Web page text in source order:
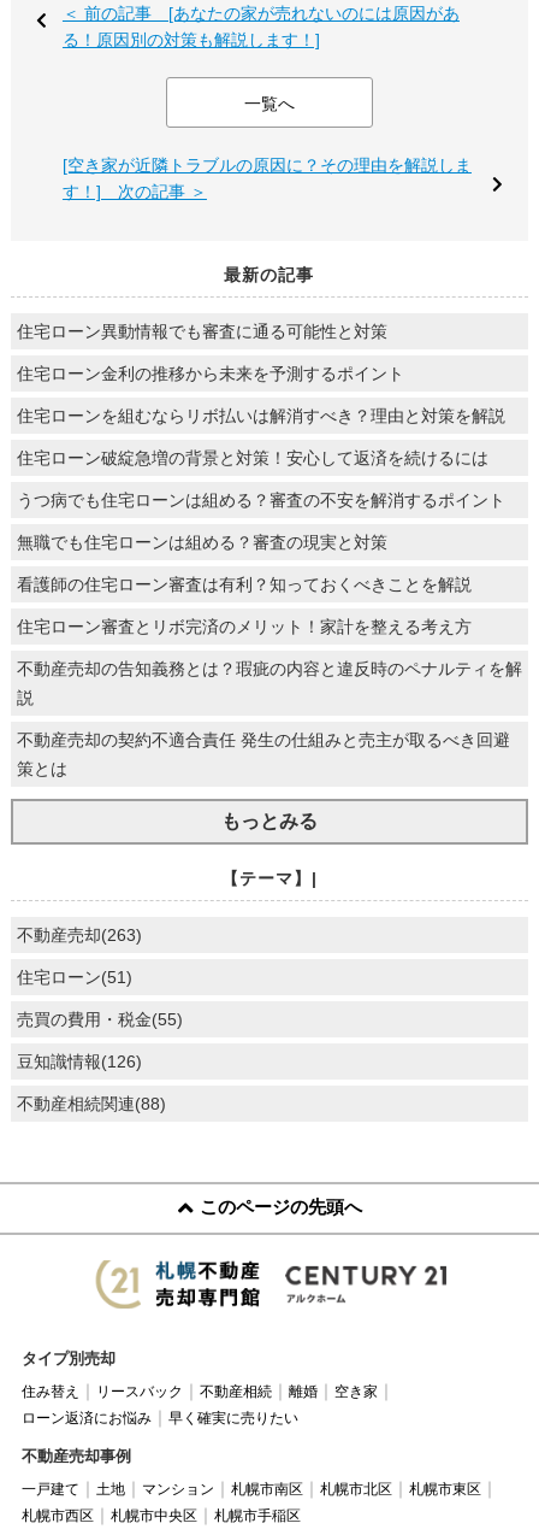
＜ 前の記事 [あなたの家が売れないのには原因があ
る！原因別の対策も解説します！]
一覧へ
[空き家が近隣トラブルの原因に？その理由を解説しま
す！] 次の記事 ＞
最新の記事
住宅ローン異動情報でも審査に通る可能性と対策
住宅ローン金利の推移から未来を予測するポイント
住宅ローンを組むならリボ払いは解消すべき？理由と対策を解説
住宅ローン破綻急増の背景と対策！安心して返済を続けるには
うつ病でも住宅ローンは組める？審査の不安を解消するポイント
無職でも住宅ローンは組める？審査の現実と対策
看護師の住宅ローン審査は有利？知っておくべきことを解説
住宅ローン審査とリボ完済のメリット！家計を整える考え方
不動産売却の告知義務とは？瑕疵の内容と違反時のペナルティを解
説
不動産売却の契約不適合責任 発生の仕組みと売主が取るべき回避
策とは
もっとみる
【テーマ】|
不動産売却(263)
住宅ローン(51)
売買の費用・税金(55)
豆知識情報(126)
不動産相続関連(88)
このページの先頭へ
タイプ別売却
住み替え リースバック 不動産相続 離婚
空き家
ローン返済にお悩み
早く確実に売りたい
不動産売却事例
一戸建て 土地 マンション 札幌市南区 札幌市北区
札幌市東区
札幌市西区
札幌市中央区 札幌市手稲区